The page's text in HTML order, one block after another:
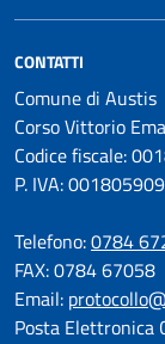
CONTATTI
Comune di Austis
Corso Vittorio
Codice fiscale:
P. IVA:
Telefono:0784
FAX: 0784 67058
Email:
Posta Elettronica